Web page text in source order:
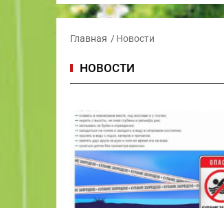
Главная Новости
НОВОСТИ